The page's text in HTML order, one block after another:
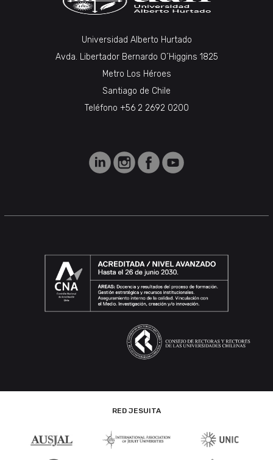
Universidad Alberto Hurtado
Avda. Libertador Bernardo O´Higgins 1825
Metro Los Héroes
Santiago de Chile
Teléfono +56 2 2692 0200
RED JESUITA